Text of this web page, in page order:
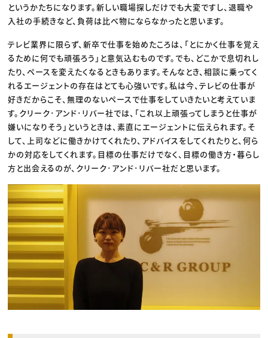
というかたちになります。新しい職場探しだけでも大変ですし、退職や
入社の手続きなど、負荷は比べ物にならなかったと思います。
テレビ業界に限らず、新卒で仕事を始めたころは、「とにかく仕事を覚え
るために何でも頑張ろう」と意気込むものです。でも、どこかで息切れし
たり、ペースを変えたくなるときもあります。そんなとき、相談に乗ってく
れるエージェントの存在はとても心強いです。私は今、テレビの仕事が
好きだからこそ、無理のないペースで仕事をしていきたいと考えていま
す。クリーク･アンド･リバー社では、「これ以上頑張ってしまうと仕事が
嫌いになりそう」というときは、素直にエージェントに伝えられます。そ
して、上司などに働きかけてくれたり、アドバイスをしてくれたりと、何ら
かの対応をしてくれます。目標の仕事だけでなく、目標の働き方・暮らし
方と出会えるのが、クリーク･アンド･リバー社だと思います。